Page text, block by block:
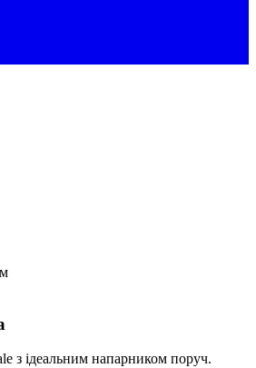
з ідеальним напарником поруч.